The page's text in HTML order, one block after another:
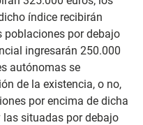
índice recibirán
poblaciones por debajo
ingresarán 250.000
autónomas se
de la existencia, o no,
por encima de dicha
situadas por debajo